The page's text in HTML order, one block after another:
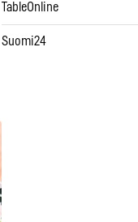
TableOnline
Suomi24